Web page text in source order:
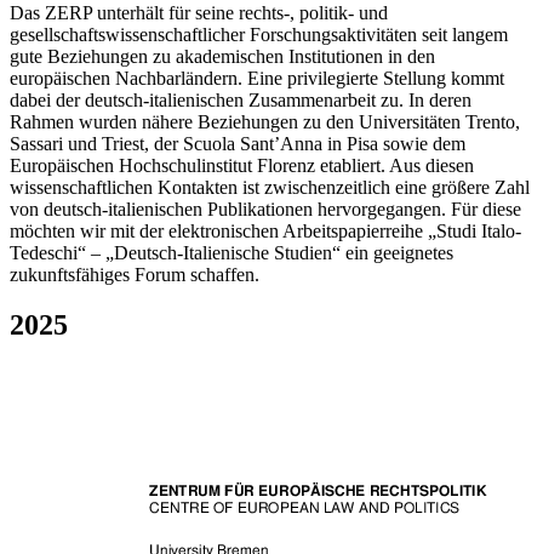
Das ZERP unterhält für seine rechts-, politik- und
gesellschaftswissenschaftlicher Forschungsaktivitäten seit langem
gute Beziehungen zu akademischen Institutionen in den
europäischen Nachbarländern. Eine privilegierte Stellung kommt
dabei der deutsch-italienischen Zusammenarbeit zu. In deren
Rahmen wurden nähere Beziehungen zu den Universitäten Trento,
Sassari und Triest, der Scuola Sant’Anna in Pisa sowie dem
Europäischen Hochschulinstitut Florenz etabliert. Aus diesen
wissenschaftlichen Kontakten ist zwischenzeitlich eine größere Zahl
von deutsch-italienischen Publikationen hervorgegangen. Für diese
möchten wir mit der elektronischen Arbeitspapierreihe „Studi Italo-
Tedeschi“ – „Deutsch-Italienische Studien“ ein geeignetes
zukunftsfähiges Forum schaffen.
2025